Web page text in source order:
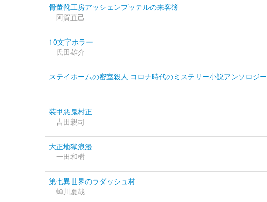
骨董靴工房アッシェンプッテルの来客簿
阿賀直己
10文字ホラー
氏田雄介
ステイホームの密室殺人 コロナ時代のミステリー小説アンソロジー
装甲悪鬼村正
吉田親司
大正地獄浪漫
一田和樹
第七異世界のラダッシュ村
蝉川夏哉